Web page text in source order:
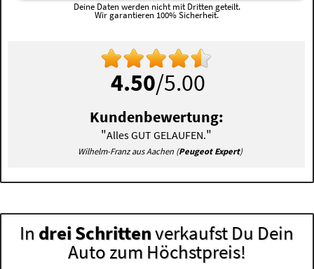
Deine Daten werden nicht mit Dritten geteilt.
Wir garantieren 100% Sicherheit.
4.50/5.00
Kundenbewertung:
"Alles GUT GELAUFEN."
Wilhelm-Franz aus Aachen (Peugeot Expert)
In drei Schrittenverkaufst Du Dein
Auto zum Höchstpreis!